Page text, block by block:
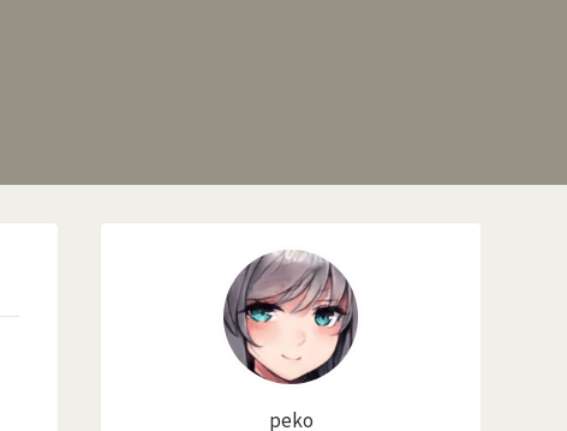
peko